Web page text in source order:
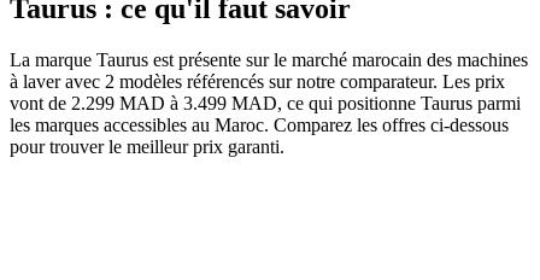
Taurus : ce qu'il faut savoir
La marque Taurus est présente sur le marché marocain des machines
à laver avec 2 modèles référencés sur notre comparateur. Les prix
vont de 2.299 MAD à 3.499 MAD, ce qui positionne Taurus parmi
les marques accessibles au Maroc. Comparez les offres ci-dessous
pour trouver le meilleur prix garanti.